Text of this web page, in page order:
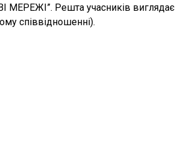
МЕРЕЖІ”. Решта учасників виглядає
співвідношенні).